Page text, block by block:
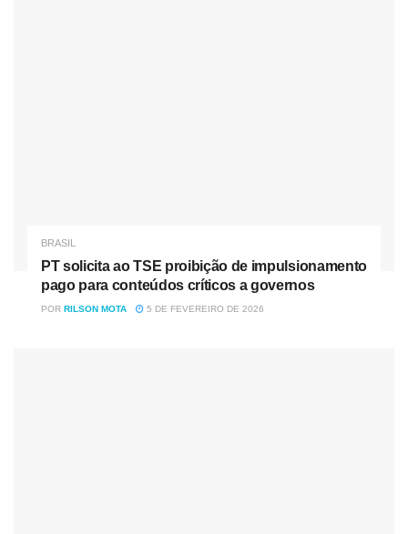
BRASIL
PT solicita ao TSE proibição de impulsionamento
pago para conteúdos críticos a governos
POR RILSON MOTA 5 DE FEVEREIRO DE 2026